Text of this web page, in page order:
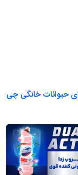
حیوانات خانگی چی